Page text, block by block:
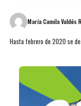
María Camila Valdés
Hasta febrero de 2020 se